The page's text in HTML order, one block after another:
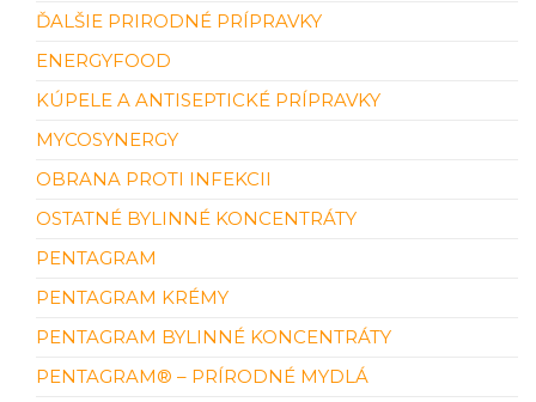
ĎALŠIE PRIRODNÉ PRÍPRAVKY
ENERGYFOOD
KÚPELE A ANTISEPTICKÉ PRÍPRAVKY
MYCOSYNERGY
OBRANA PROTI INFEKCII
OSTATNÉ BYLINNÉ KONCENTRÁTY
PENTAGRAM
PENTAGRAM KRÉMY
PENTAGRAM BYLINNÉ KONCENTRÁTY
PENTAGRAM® – PRÍRODNÉ MYDLÁ